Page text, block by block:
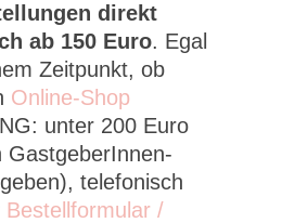
direkt
ab 150 Euro. Egal
Zeitpunkt, ob
Online-Shop
unter 200 Euro
GastgeberInnen-
telefonisch
Bestellformular /